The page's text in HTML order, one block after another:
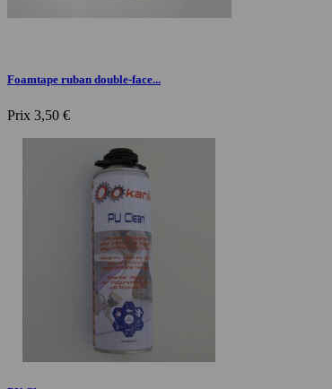
Foamtape ruban double-face...
Prix 3,50 €